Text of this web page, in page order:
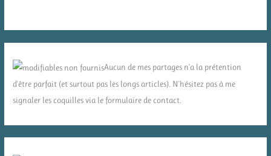
Aucun de mes partages n'a la prétention
d'être parfait (et surtout pas les longs articles). N'hésitez pas à me
signaler les coquilles via le formulaire de contact.